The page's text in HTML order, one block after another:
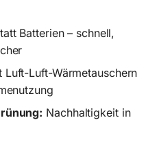
Batterien – schnell,
Luft-Luft-Wärmetauschern
Nachhaltigkeit in